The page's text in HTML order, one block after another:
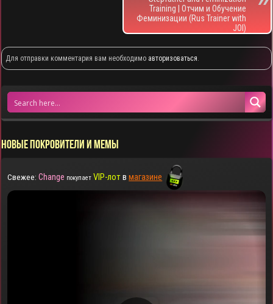
Training | Отчим и Обучение
Феминизации (Rus Trainer with
JOI)
Для отправки комментария вам необходимо авторизоваться.
НОВЫЕ ПОКРОВИТЕЛИ И МЕМЫ
Свежее: Change покупает VIP-лотвмагазине